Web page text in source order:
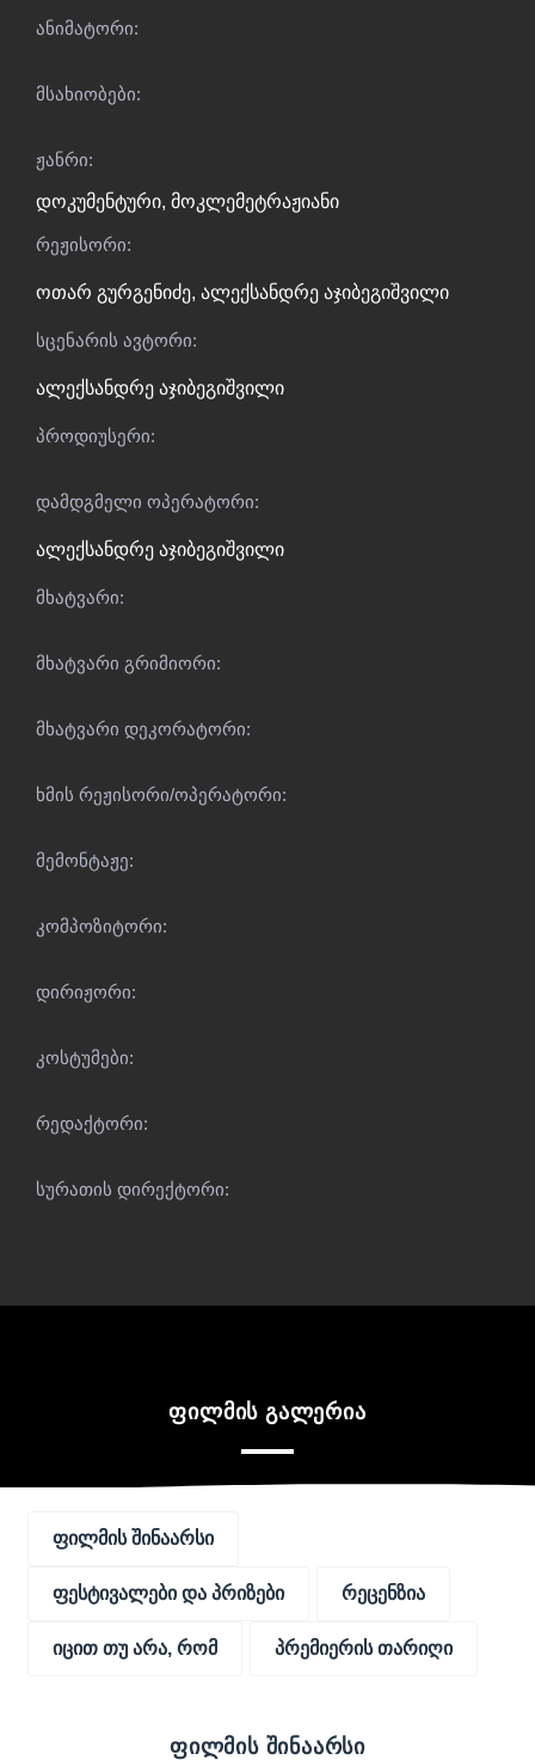
ანიმატორი:
მსახიობები:
ჟანრი:
დოკუმენტური, მოკლემეტრაჟიანი
რეჟისორი:
ოთარ გურგენიძე, ალექსანდრე აჯიბეგიშვილი
სცენარის ავტორი:
ალექსანდრე აჯიბეგიშვილი
პროდიუსერი:
დამდგმელი ოპერატორი:
ალექსანდრე აჯიბეგიშვილი
მხატვარი:
მხატვარი გრიმიორი:
მხატვარი დეკორატორი:
ხმის რეჟისორი/ოპერატორი:
მემონტაჟე:
კომპოზიტორი:
დირიჟორი:
კოსტუმები:
რედაქტორი:
სურათის დირექტორი:
ფილმის გალერია
ფილმის შინაარსი
ფესტივალები და პრიზები რეცენზია
იცით თუ არა, რომ პრემიერის თარიღი
ფილმის შინაარსი